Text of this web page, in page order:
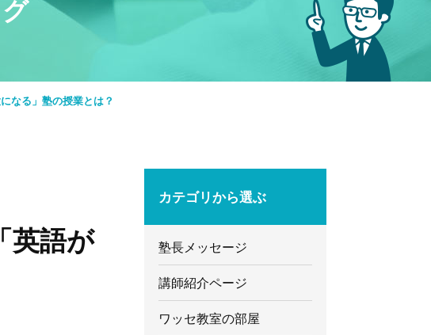
なる」塾の授業とは？
英語が
カテゴリから選ぶ
塾長メッセージ
講師紹介ページ
ワッセ教室の部屋